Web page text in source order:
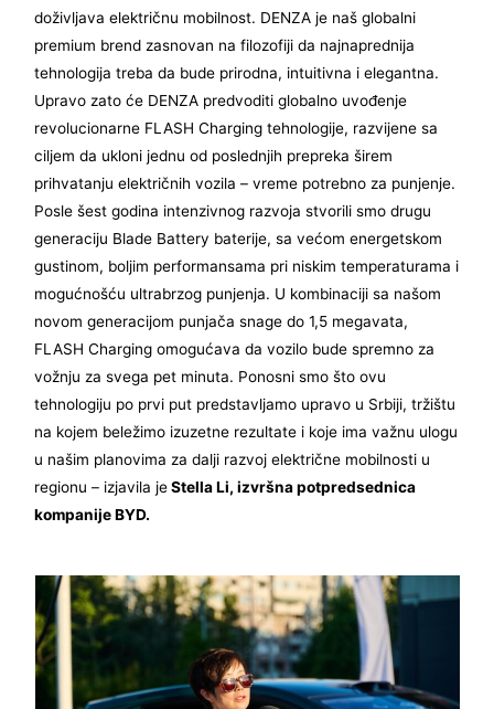
doživljava električnu mobilnost. DENZA je naš globalni
premium brend zasnovan na filozofiji da najnaprednija
tehnologija treba da bude prirodna, intuitivna i elegantna.
Upravo zato će DENZA predvoditi globalno uvođenje
revolucionarne FLASH Charging tehnologije, razvijene sa
ciljem da ukloni jednu od poslednjih prepreka širem
prihvatanju električnih vozila – vreme potrebno za punjenje.
Posle šest godina intenzivnog razvoja stvorili smo drugu
generaciju Blade Battery baterije, sa većom energetskom
gustinom, boljim performansama pri niskim temperaturama i
mogućnošću ultrabrzog punjenja. U kombinaciji sa našom
novom generacijom punjača snage do 1,5 megavata,
FLASH Charging omogućava da vozilo bude spremno za
vožnju za svega pet minuta. Ponosni smo što ovu
tehnologiju po prvi put predstavljamo upravo u Srbiji, tržištu
na kojem beležimo izuzetne rezultate i koje ima važnu ulogu
u našim planovima za dalji razvoj električne mobilnosti u
regionu – izjavila jeStella Li, izvršna potpredsednica
kompanije BYD.